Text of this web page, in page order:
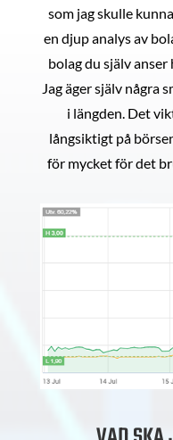
som jag skulle
en djup analys av
bolag du själv
Jag äger själv några
i längden. Det
långsiktigt på
för mycket för det